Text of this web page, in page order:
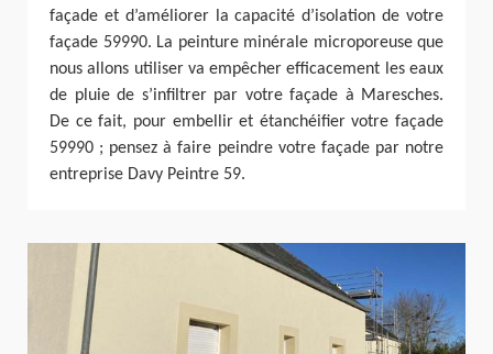
façade et d’améliorer la capacité d’isolation de votre
façade 59990. La peinture minérale microporeuse que
nous allons utiliser va empêcher efficacement les eaux
de pluie de s’infiltrer par votre façade à Maresches.
De ce fait, pour embellir et étanchéifier votre façade
59990 ; pensez à faire peindre votre façade par notre
entreprise Davy Peintre 59.